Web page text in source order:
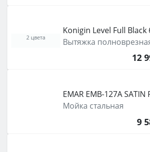
Konigin Level Full Black
Вытяжка
12
2 цвета
EMAR EMB-127A SATIN
Мойка стальная
9